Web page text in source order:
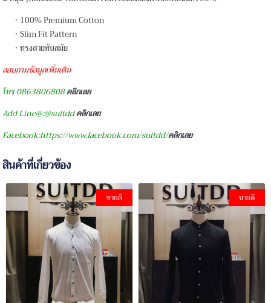
100% Premium Cotton
Slim Fit Pattern
ทรงสวยทันสมัย
สอบถามข้อมูลเพิ่มเติม
โทร 0863806808คลิกเลย
Add Line@:@suitddคลิกเลย
Facebook:https://www.facebook.com/suitdd/คลิกเลย
สินค้าที่เกี่ยวข้อง
ขายดี ขายดี